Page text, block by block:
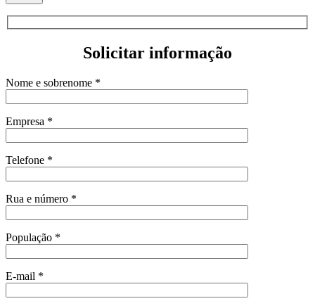
Solicitar informação
Nome e sobrenome *
Empresa *
Telefone *
Rua e número *
População *
E-mail *